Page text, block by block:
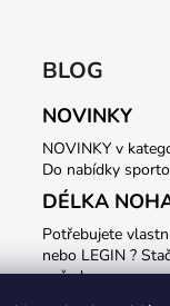
BLOG
NOVINKY
NOVINKY v
Do nabídky
DÉLKA
Potřebujete
nebo LEGIN ?
požadovanou...